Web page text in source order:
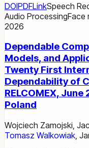
DOIPDFLinkSpeech
Audio ProcessingFace
2026
Dependable
Models, and
Twenty First
Dependability of
RELCOMEX,
Poland
Wojciech Zamojski,
Tomasz Walkowiak,